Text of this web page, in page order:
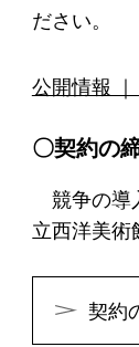
ださい。
公開情報
〇契約の
競争の導
立西洋美術
契約